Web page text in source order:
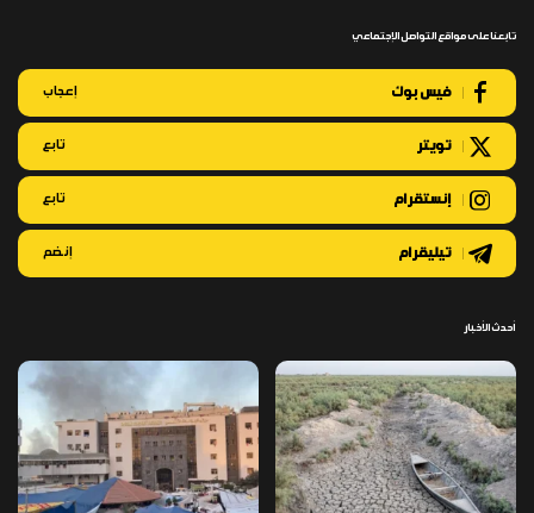
تابعنا على مواقع التواصل الإجتماعي
فيس بوك إعجاب
تويتر تابع
إنستقرام تابع
تيليقرام إنضم
أحدث الأخبار